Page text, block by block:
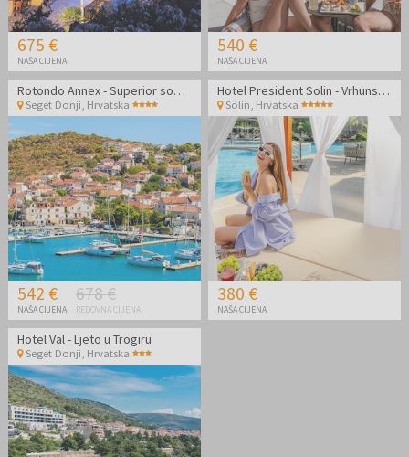
675 €
NAŠA CIJENA
540 €
NAŠA CIJENA
Rotondo Annex - Superior soba - Ljeto u Dalmaciji
Seget Donji, Hrvatska
542 €
NAŠA CIJENA
678 €
REDOVNA CIJENA
Hotel President Solin - Vrhunski ljetni wellness odmor
Solin, Hrvatska
380 €
NAŠA CIJENA
Hotel Val - Ljeto u Trogiru
Seget Donji Hrvatska